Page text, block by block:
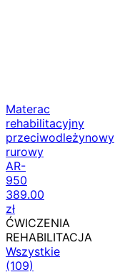
Materac
rehabilitacyjny
przeciwodleżynowy
rurowy
AR-
950
389.00
zł
ĆWICZENIA
REHABILITACJA
Wszystkie
(109)